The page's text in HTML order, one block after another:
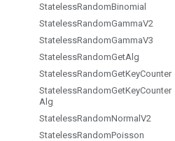
StatelessRandomBinomial
StatelessRandomGammaV2
StatelessRandomGammaV3
StatelessRandomGetAlg
StatelessRandomGetKeyCounter
StatelessRandomGetKeyCounter
Alg
StatelessRandomNormal V2
StatelessRandomPoisson